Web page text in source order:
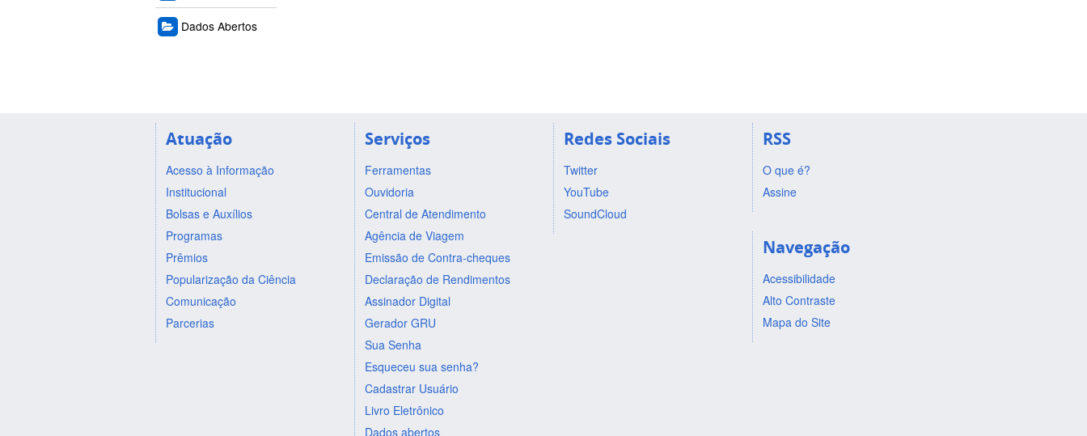
Dados Abertos
Atuação
Acesso à Informação
Institucional
Bolsas e Auxílios
Programas
Prêmios
Popularização da Ciência
Comunicação
Parcerias
Serviços
Ferramentas
Ouvidoria
Central de Atendimento
Agência de Viagem
Emissão de Contra-cheques
Declaração de Rendimentos
Assinador Digital
Gerador GRU
Sua Senha
Esqueceu sua senha?
Cadastrar Usuário
Livro Eletrônico
Dados abertos
Redes Sociais
Twitter
YouTube
SoundCloud
RSS
O que é?
Assine
Navegação
Acessibilidade
Alto Contraste
Mapa do Site